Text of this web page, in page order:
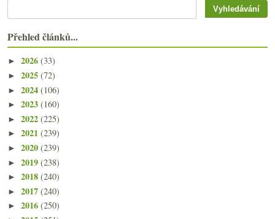
Přehled článků...
► 2026 (33)
► 2025 (72)
► 2024 (106)
► 2023 (160)
► 2022 (225)
► 2021 (239)
► 2020 (239)
► 2019 (238)
► 2018 (240)
► 2017 (240)
► 2016 (250)